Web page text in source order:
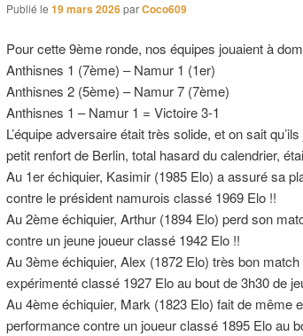
Publié le 19 mars 2026parCoco609
Pour cette 9ème ronde, nos équipes jouaient à
Anthisnes 1 (7ème) – Namur 1 (1er)
Anthisnes 2 (5ème) – Namur 7 (7ème)
Anthisnes 1 – Namur 1 = Victoire 3-1
L’équipe adversaire était très solide, et on sait
petit renfort de Berlin, total hasard du calendrier,
Au 1er échiquier, Kasimir (1985 Elo) a assuré sa
contre le président namurois classé 1969 Elo !!
Au 2ème échiquier, Arthur (1894 Elo) perd son
contre un jeune joueur classé 1942 Elo !!
Au 3ème échiquier, Alex (1872 Elo) très bon
expérimenté classé 1927 Elo au bout de 3h30 de
Au 4ème échiquier, Mark (1823 Elo) fait de même
performance contre un joueur classé 1895 Elo au